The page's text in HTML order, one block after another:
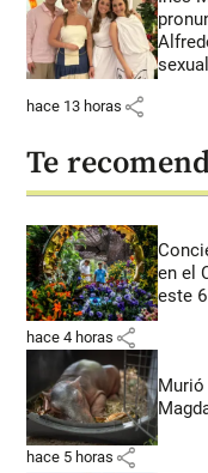
hace 13 horas share
Te
en el
este
hace 4 horas share
Murió
hace 5 horas share